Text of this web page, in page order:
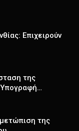
Επιχειρούν
της
της